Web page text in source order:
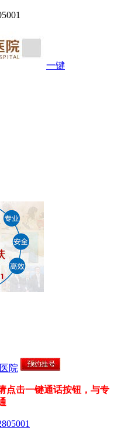
一键
院
点击一键通话按钮，与专